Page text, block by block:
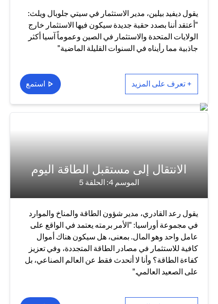
يقول ديفيد بيلين، مدير الاستثمار في سيتي جلوبال ويلث:
"أعتقد أننا بصدد حقبة جديدة سيكون فيها الاستثمار خارج
الولايات المتحدة والاستثمار في الصين وعموماً آسيا أكثر
جاذبية مما رأيناه في السنوات القليلة الماضية"
+ تعرف على المزيد استمع
الانتقال إلى مستقبل الطاقة اليوم
الموسم 4: الحلقة 5
يقول رعد القادري، مدير شؤون الطاقة والمناخ والموارد
في مجموعة أوراسيا: "الأمر برمته يعتمد في الواقع على
عامل واحد وهو المال. بمعنى، هل سيكون هناك أموال
كافية للاستثمار في مصادر الطاقة المتجددة، وفي تعزيز
كفاءة الطاقة؟ وأنا لا أتحدث فقط عن العالم الصناعي، بل
على الصعيد العالمي."